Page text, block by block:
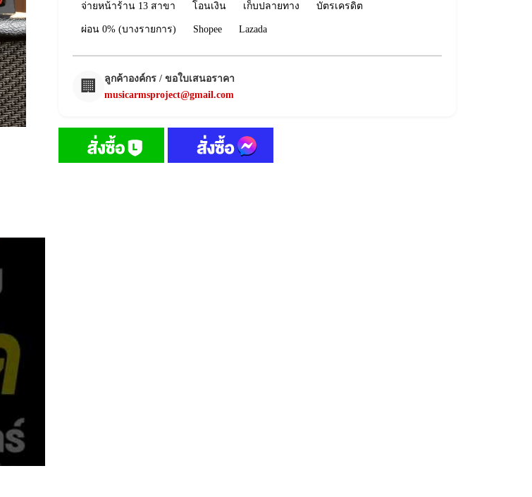
จ่ายหน้าร้าน 13 สาขา โอนเงิน เก็บปลายทาง บัตรเครดิต
ผ่อน 0% (บางรายการ) Shopee Lazada
🏢
ลูกค้าองค์กร / ขอใบเสนอราคา
musicarmsproject@gmail.com